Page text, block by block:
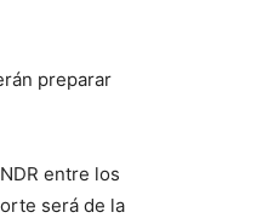
preparar
entre los
será de la